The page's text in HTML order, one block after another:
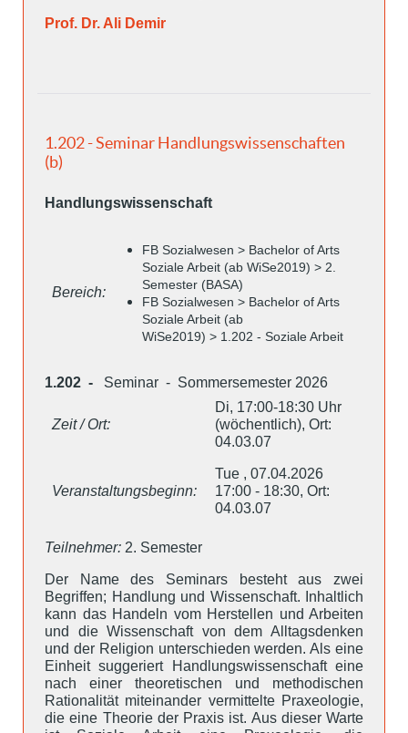
Prof. Dr. Ali Demir
1.202 - Seminar Handlungswissenschaften
(b)
Handlungswissenschaft
Bereich:
FB Sozialwesen > Bachelor of Arts
Soziale Arbeit (ab WiSe2019) > 2.
Semester (BASA)
FB Sozialwesen > Bachelor of Arts
Soziale Arbeit (ab
WiSe2019) > 1.202 - Soziale Arbeit
1.202 - Seminar - Sommersemester 2026
Zeit / Ort:
Di, 17:00-18:30 Uhr
(wöchentlich), Ort:
04.03.07
Veranstaltungsbeginn:
Tue , 07.04.2026
17:00 - 18:30, Ort:
04.03.07
Teilnehmer: 2. Semester
Der Name des Seminars besteht aus zwei
Begriffen; Handlung und Wissenschaft. Inhaltlich
kann das Handeln vom Herstellen und Arbeiten
und die Wissenschaft von dem Alltagsdenken
und der Religion unterschieden werden. Als eine
Einheit suggeriert Handlungswissenschaft eine
nach einer theoretischen und methodischen
Rationalität miteinander vermittelte Praxeologie,
die eine Theorie der Praxis ist. Aus dieser Warte